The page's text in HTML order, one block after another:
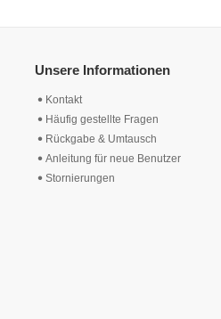
Unsere Informationen
Kontakt
Häufig gestellte Fragen
Rückgabe & Umtausch
Anleitung für neue Benutzer
Stornierungen